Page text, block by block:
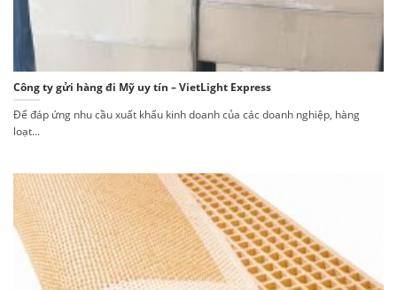
Công ty gửi hàng đi Mỹ uy tín – VietLight Express
Để đáp ứng nhu cầu xuất khẩu kinh doanh của các doanh nghiệp, hàng
loạt...